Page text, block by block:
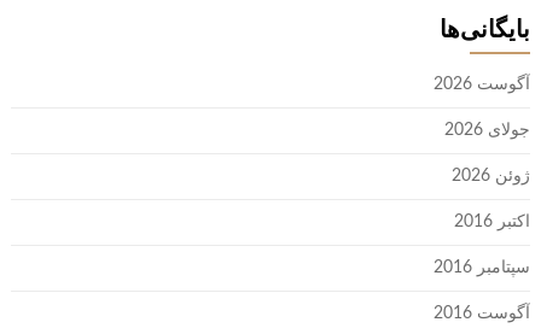
بایگانی‌ها
آگوست 2026
جولای 2026
ژوئن 2026
اکتبر 2016
سپتامبر 2016
آگوست 2016